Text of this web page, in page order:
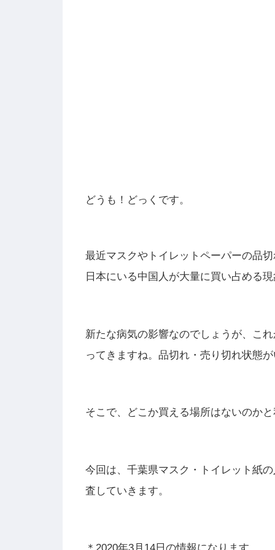
どうも！どっくです。
最近マスクやトイレットペーパーの品
日本にいる中国人が大量に買い占める現
新たな病気の影響なのでしょうが、こ
ってきますね。品切れ・売り切れ状態
そこで、どこか買える場所はないのか
今回は、千葉県マスク・トイレット紙
査していきます。